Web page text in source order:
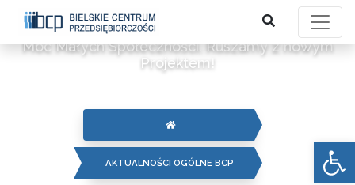
Moc Małych Społeczności. Ruszamy z nowym
Projektem!
AKTUALNOŚCI OGÓLNE BCP